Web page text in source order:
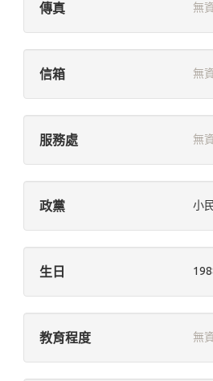
傳真 無
信箱 無
服務處 無
政黨 小
生日
教育程度 無